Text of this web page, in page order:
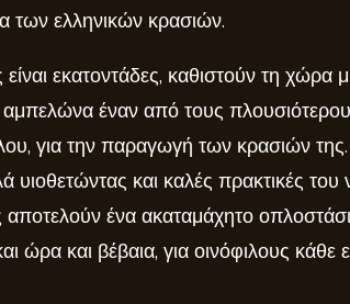
των ελληνικών κρασιών.
εκατοντάδες, καθιστούν τη χώρα
αμπελώνα έναν από τους
για την παραγωγή των κρασιών
και καλές πρακτικές του
αποτελούν ένα ακαταμάχητο
ώρα και βέβαια, για οινόφιλους κάθε